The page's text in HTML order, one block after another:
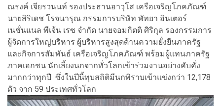
ณรงค์ เจียรวนนท์ รองประธานอาวุโส เครือเจริญโภคภัณฑ์
นายสิริเดช โรจนารุณ กรรมการบริษัท พัทยา อินเตอร์
เนชั่นแนล พีเจ้น เรซ จำกัด นายจอมกิตติ ศิริกุล รองกรรมการ
ผู้จัดการใหญ่บริหาร ผู้บริหารสูงสุดด้านความยั่งยืนภาครัฐ
และกิจการสัมพันธ์ เครือเจริญโภคภัณฑ์ พร้อมผู้แทนภาครัฐ
ภาคเอกชน นักเลี้ยงนกจากทั่วโลกเข้าร่วมงานอย่างคับคั่ง
มากกว่าทุกปี ซึ่งในปีนี้ทุบสถิติมีนกพิราบเข้าแข่งกว่า 12,178
ตัว จาก 59 ประเทศทั่วโลก